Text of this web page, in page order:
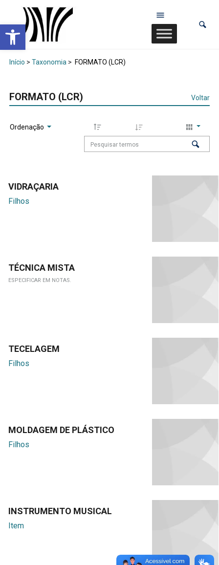
Abrir a barra de ferramentas
Início > Taxonomia > FORMATO (LCR)
FORMATO (LCR) Voltar
Ordenação
VIDRAÇARIA
Filhos
TÉCNICA MISTA
ESPECIFICAR EM NOTAS.
TECELAGEM
Filhos
MOLDAGEM DE PLÁSTICO
Filhos
INSTRUMENTO MUSICAL
Item